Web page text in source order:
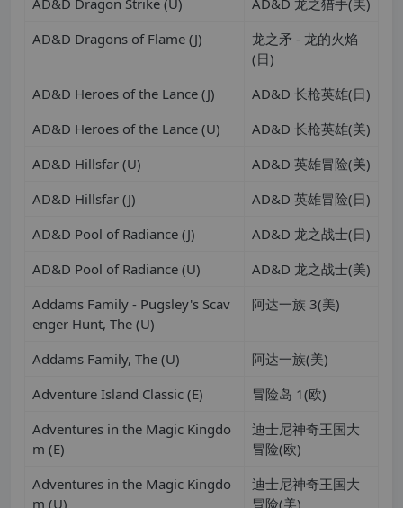
AD&D Dragon Strike (U)
AD&D 龙之猎手(美)
AD&D Dragons of Flame (J)
龙之矛 - 龙的火焰
(日)
AD&D Heroes of the Lance (J)
AD&D 长枪英雄(日)
AD&D Heroes of the Lance (U)
AD&D 长枪英雄(美)
AD&D Hillsfar (U)
AD&D 英雄冒险(美)
AD&D Hillsfar (J)
AD&D 英雄冒险(日)
AD&D Pool of Radiance (J)
AD&D 龙之战士(日)
AD&D Pool of Radiance (U)
AD&D 龙之战士(美)
Addams Family - Pugsley's Scav
enger Hunt, The (U)
阿达一族 3(美)
Addams Family, The (U)
阿达一族(美)
Adventure Island Classic (E)
冒险岛 1(欧)
Adventures in the Magic Kingdo
m (E)
迪士尼神奇王国大
冒险(欧)
Adventures in the Magic Kingdo
m (U)
迪士尼神奇王国大
冒险(美)